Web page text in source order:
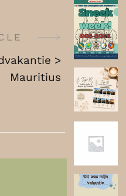
>
Mauritius